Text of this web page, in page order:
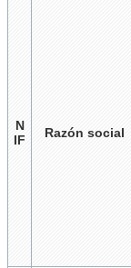
N
IF
Razón social